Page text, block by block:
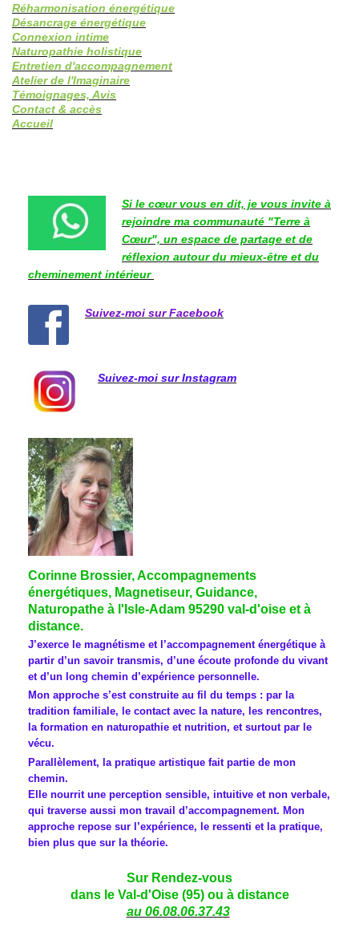
Réharmonisation énergétique
Désancrage énergétique
Connexion intime
Naturopathie holistique
Entretien d'accompagnement
Atelier de l'Imaginaire
Témoignages, Avis
Contact & accès
Accueil
Si le cœur vous en dit, je vous invite à
rejoindre ma communauté "Terre à
Cœur", un espace de partage et de
réflexion autour du mieux-être et du
cheminement intérieur
Suivez-moi sur Facebook
Suivez-moi sur Instagram
Corinne Brossier, Accompagnements
énergétiques, Magnetiseur, Guidance,
Naturopathe à l'Isle-Adam 95290 val-d'oise et à
distance.
J’exerce le magnétisme et l’accompagnement énergétique à
partir d’un savoir transmis, d’une écoute profonde du vivant
et d’un long chemin d’expérience personnelle.
Mon approche s’est construite au fil du temps : par la
tradition familiale, le contact avec la nature, les rencontres,
la formation en naturopathie et nutrition, et surtout par le
vécu.
Parallèlement, la pratique artistique fait partie de mon
chemin.
Elle nourrit une perception sensible, intuitive et non verbale,
qui traverse aussi mon travail d’accompagnement. Mon
approche repose sur l’expérience, le ressenti et la pratique,
bien plus que sur la théorie.
Sur Rendez-vous
dans le Val-d'Oise (95) ou à distance
au 06.08.06.37.43